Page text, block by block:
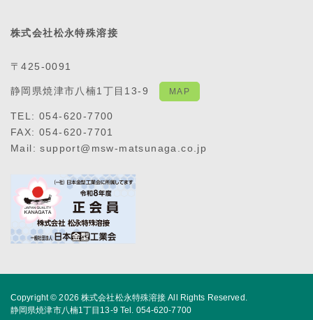
株式会社松永特殊溶接
〒425-0091
静岡県焼津市八楠1丁目13-9 MAP
TEL: 054-620-7700
FAX: 054-620-7701
Mail: support@msw-matsunaga.co.jp
Copyright © 2026株式会社松永特殊溶接 All Rights Reserved.
静岡県焼津市八楠1丁目13-9 Tel. 054-620-7700